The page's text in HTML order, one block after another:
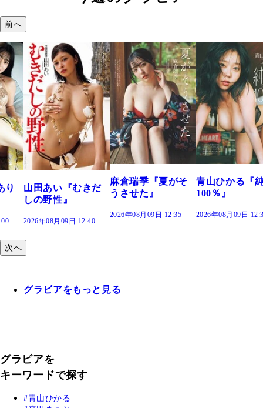
前へ
だ
麻倉瑞季『夏がそ
うさせた』
青山ひかる『純度
100％』
2026年08月09日 12:30
溝端 葵『もう
つの、あおい
で。』
2026年08月09日
次へ
グラビアをもっと見る
グラビアを
キーワードで探す
青山ひかる